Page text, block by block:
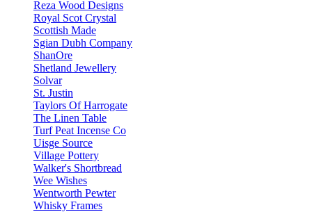
Reza Wood Designs
Royal Scot Crystal
Scottish Made
Sgian Dubh Company
ShanOre
Shetland Jewellery
Solvar
St. Justin
Taylors Of Harrogate
The Linen Table
Turf Peat Incense Co
Uisge Source
Village Pottery
Walker's Shortbread
Wee Wishes
Wentworth Pewter
Whisky Frames